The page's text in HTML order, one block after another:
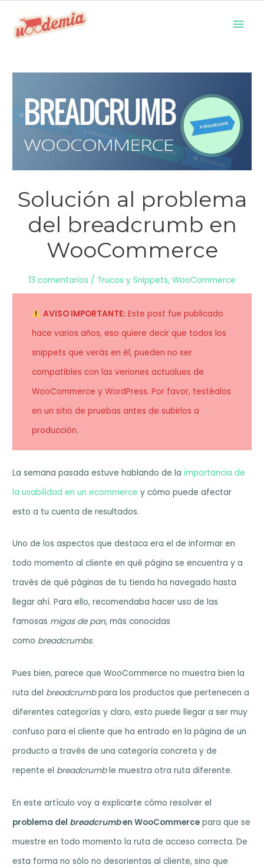
Solución al problema
del breadcrumb en
WooCommerce
13 comentarios / Trucos y Snippets, WooCommerce
AVISO IMPORTANTE: Este post fue publicado
hace varios años, eso quiere decir que todos los
snippets que verás en él, pueden no ser
compatibles con las veriones actualues de
WooCommerce y WordPress. Por favor, testéalos
en un sitio de pruebas antes de subirlos a
producción.
La semana pasada estuve hablando de laimportancia de
la usabilidad en un ecommerce y cómo puede afectar
esto a tu cuenta de resultados.
Uno de los aspectos que destaca era el de informar en
todo momento al cliente en qué página se encuentra y a
través de qué páginas de tu tienda ha navegado hasta
llegar ahí. Para ello, recomendaba hacer uso de las
famosas migas de pan, más conocidas
como breadcrumbs.
Pues bien, parece que WooCommerce no muestra bien la
ruta del breadcrumbpara los productos que pertenecen a
diferentes categorías y claro, esto puede llegar a ser muy
confuso para el cliente que ha entrado en la página de un
producto a través de una categoría concreta y de
repente el breadcrumble muestra otra ruta diferente.
En este artículo voy a explicarte cómo resolver el
problema del breadcrumben WooCommerce para que se
muestre en todo momento la ruta de acceso correcta. De
esta forma no sólo no desorientas al cliente, sino que